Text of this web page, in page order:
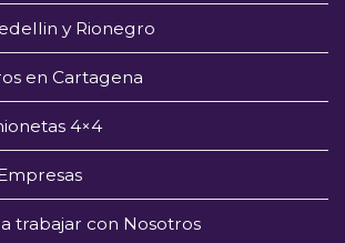
y Rionegro
en Cartagena
4×4
trabajar con Nosotros